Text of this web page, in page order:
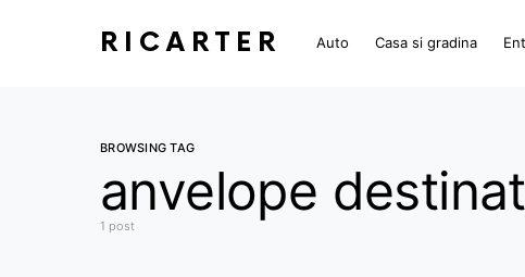
RICARTER Auto Casa si gradina
BROWSING TAG
anvelope
1 post